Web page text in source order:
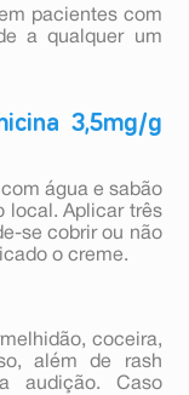
pacientes com
a qualquer um
3,5mg/g
água e sabão
local. Aplicar três
se cobrir ou não
o creme.
coceira,
além de rash
audição. Caso